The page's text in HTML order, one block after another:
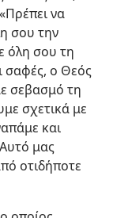
να
σου την
όλη σου τη
σαφές, ο Θεός
σεβασμό τη
σχετικά με
και
μας
οτιδήποτε